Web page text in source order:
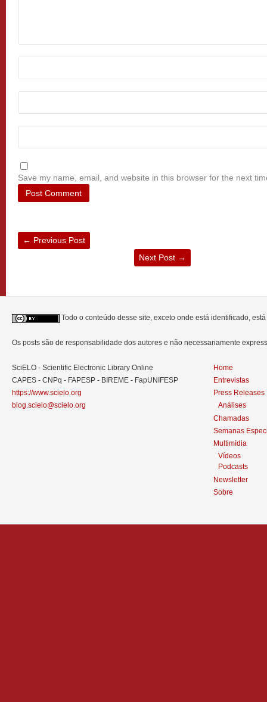
Save my name, email, and website in this browser for the next
← Previous Post
Next Post →
Todo o conteúdo desse site, exceto onde está identificado,
Os posts são de responsabilidade dos autores e não necessariamente
SciELO - Scientific Electronic Library Online
CAPES - CNPq - FAPESP - BIREME - FapUNIFESP
https://www.scielo.org
blog.scielo@scielo.org
Home
Entrevistas
Press Releases
Análises
Chamadas
Semanas
Multimídia
Vídeos
Podcasts
Newsletter
Sobre